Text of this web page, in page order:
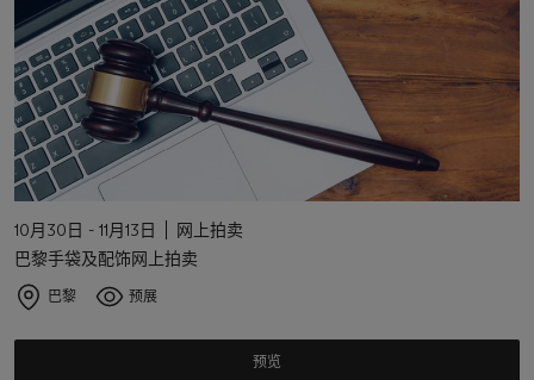
10月30日 - 11月13日
网上拍卖
巴黎手袋及配饰网上拍卖
巴黎 预展
预览